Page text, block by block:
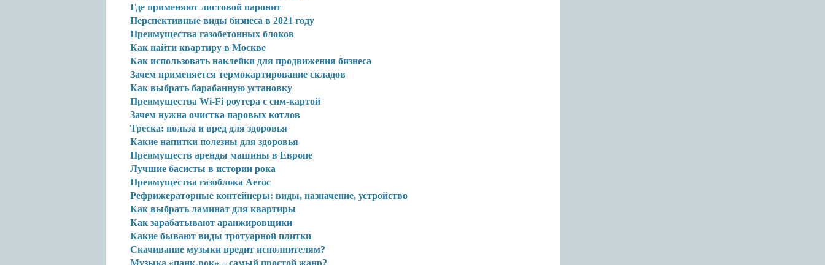
Где применяют листовой паронит
Перспективные виды бизнеса в 2021 году
Преимущества газобетонных блоков
Как найти квартиру в Москве
Как использовать наклейки для продвижения бизнеса
Зачем применяется термокартирование складов
Как выбрать барабанную установку
Преимущества Wi-Fi роутера с сим-картой
Зачем нужна очистка паровых котлов
Треска: польза и вред для здоровья
Какие напитки полезны для здоровья
Преимуществ аренды машины в Европе
Лучшие басисты в истории рока
Преимущества газоблока Aeroc
Рефрижераторные контейнеры: виды, назначение, устройство
Как выбрать ламинат для квартиры
Как зарабатывают аранжировщики
Какие бывают виды тротуарной плитки
Скачивание музыки вредит исполнителям?